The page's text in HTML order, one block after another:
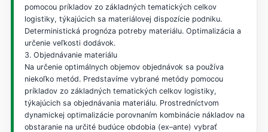
pomocou príkladov zo základných tematických celkov
logistiky, týkajúcich sa materiálovej dispozície podniku.
Deterministická prognóza potreby materiálu. Optimalizácia a
určenie veľkosti dodávok.
3. Objednávanie materiálu
Na určenie optimálnych objemov objednávok sa používa
niekoľko metód. Predstavíme vybrané metódy pomocou
príkladov zo základných tematických celkov logistiky,
týkajúcich sa objednávania materiálu. Prostredníctvom
dynamickej optimalizácie porovnaním kombinácie nákladov na
obstaranie na určité budúce obdobia (ex–ante) vybrať